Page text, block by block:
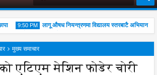
9:50 PM
लागू औषध नियन्त्रणमा विद्यालय स्तरबाटै अभियान शुरु
जीवनशैली अपनाउन जोड
मुख्य समाचार
एटिएम मेशिन फोडेर चोरी